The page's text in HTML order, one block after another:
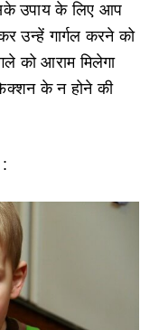
उपाय के लिए आप
उन्हें गार्गल करने को
को आराम मिलेगा
के न होने की